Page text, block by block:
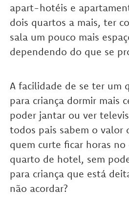
apart-hotéis e
dois quartos a mais, ter
sala um pouco mais
dependendo do que se
A facilidade de se ter um
para criança dormir mais
poder jantar ou ver
todos pais sabem o valor
quem curte ficar horas no
quarto de hotel, sem
para criança que está
não acordar?